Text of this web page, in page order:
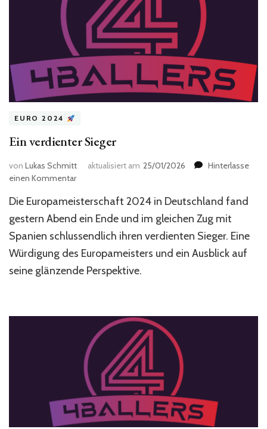
EURO 2024
Ein verdienter Sieger
von Lukas Schmitt aktualisiert am 25/01/2026
Hinterlasse
einen Kommentarzu
verdienter
Sieger
Die Europameisterschaft 2024 in Deutschland fand
gestern Abend ein Ende und im gleichen Zug mit
Spanien schlussendlich ihren verdienten Sieger. Eine
Würdigung des Europameisters und ein Ausblick auf
seine glänzende Perspektive.